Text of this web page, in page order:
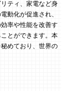
ティ、家電など身
動化が促進され、
率や性能を改善す
とができます。本
めており、世界の